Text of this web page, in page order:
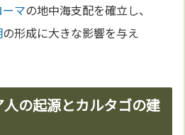
ーマの地中海支配を確立し、
の形成に大きな影響を与え
の起源とカルタゴの建